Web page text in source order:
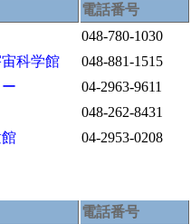
電話番号
048-780-1030
科学館
048-881-1515
04-2963-9611
048-262-8431
04-2953-0208
電話番号